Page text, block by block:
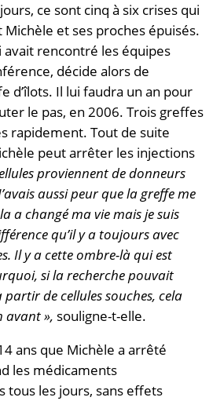
ce sont cinq à six crises qui
Michèle et ses proches épuisés.
avait rencontré les équipes
décide alors de
d’îlots. Il lui faudra un an pour
le pas, en 2006. Trois greffes
rapidement. Tout de suite
peut arrêter les injections
proviennent de donneurs
aussi peur que la greffe me
a changé ma vie mais je suis
qu’il y a toujours avec
Il y a cette ombre-là qui est
si la recherche pouvait
de cellules souches, cela
avant », souligne-t-elle.
ans que Michèle a arrêté
les médicaments
tous les jours, sans effets